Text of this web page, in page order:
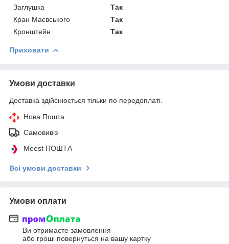
Заглушка
Так
Кран Маєвського
Так
Кронштейн
Так
Приховати
Умови доставки
Доставка здійснюється тільки по передоплаті.
Нова Пошта
Самовивіз
Meest ПОШТА
Всі умови доставки
Умови оплати
Ви отримаєте замовлення
або гроші повернуться на вашу картку